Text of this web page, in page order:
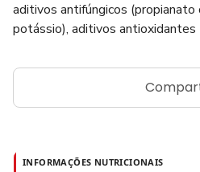
aditivos antifúngicos
potássio), aditivos
INFORMAÇÕES NUTRICIONAIS